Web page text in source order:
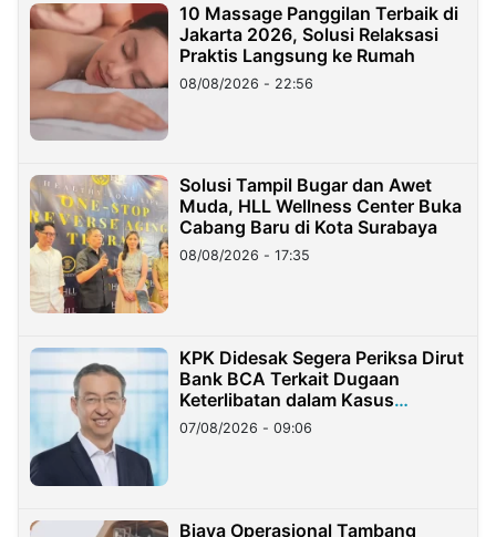
10 Massage Panggilan Terbaik di
Jakarta 2026, Solusi Relaksasi
Praktis Langsung ke Rumah
08/08/2026 - 22:56
Solusi Tampil Bugar dan Awet
Muda, HLL Wellness Center Buka
Cabang Baru di Kota Surabaya
08/08/2026 - 17:35
KPK Didesak Segera Periksa Dirut
Bank BCA Terkait Dugaan
Keterlibatan dalam Kasus
Hilangnya Dana Nasabah Rp2,58
Miliar
07/08/2026 - 09:06
Biaya Operasional Tambang